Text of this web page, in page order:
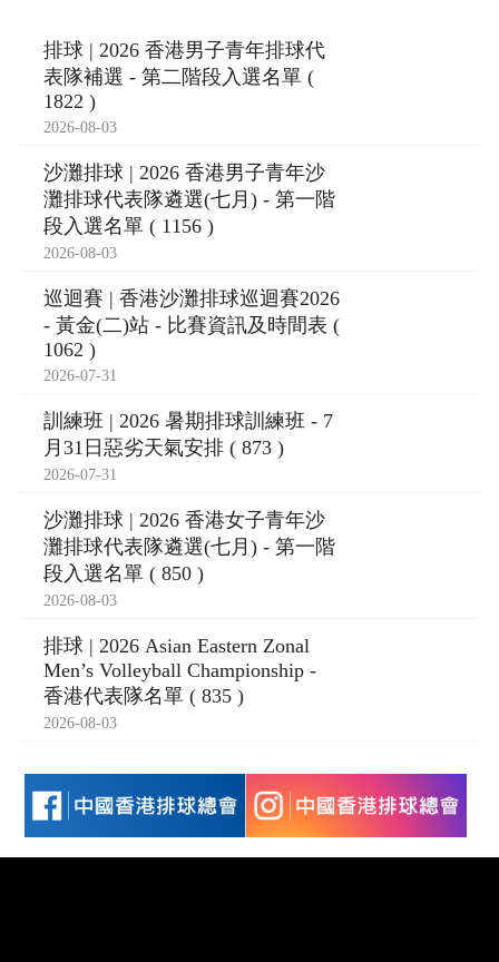
排球 | 2026 香港男子青年排球代
表隊補選 - 第二階段入選名單 (
1822 )
2026-08-03
沙灘排球 | 2026 香港男子青年沙
灘排球代表隊遴選(七月) - 第一階
段入選名單 ( 1156 )
2026-08-03
巡迴賽 | 香港沙灘排球巡迴賽2026
- 黃金(二)站 - 比賽資訊及時間表 (
1062 )
2026-07-31
訓練班 | 2026 暑期排球訓練班 - 7
月31日惡劣天氣安排 ( 873 )
2026-07-31
沙灘排球 | 2026 香港女子青年沙
灘排球代表隊遴選(七月) - 第一階
段入選名單 ( 850 )
2026-08-03
排球 | 2026 Asian Eastern Zonal
Men’s Volleyball Championship -
香港代表隊名單 ( 835 )
2026-08-03